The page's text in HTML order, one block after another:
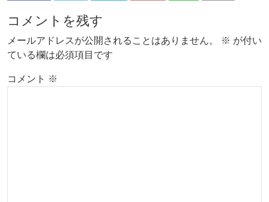
コメントを残す
メールアドレスが公開されることはありません。 ※ が付い
ている欄は必須項目です
コメント ※